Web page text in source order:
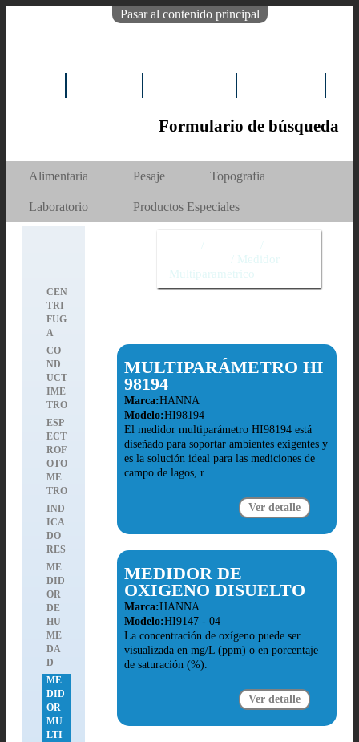
Pasar al contenido principal
Formulario de búsqueda
Alimentaria Pesaje Topografia
Laboratorio Productos Especiales
CEN
TRI
FUG
A
CO
ND
UCT
IME
TRO
ESP
ECT
ROF
OTO
ME
TRO
IND
ICA
DO
RES
ME
DID
OR
DE
HU
ME
DA
D
ME
DID
OR
MU
LTI
Medidor
Multiparametrico
MULTIPARÁMETRO HI
98194
Marca:HANNA
Modelo:HI98194
El medidor multiparámetro HI98194 está
diseñado para soportar ambientes exigentes y
es la solución ideal para las mediciones de
campo de lagos, r
Ver detalle
MEDIDOR DE
OXIGENO DISUELTO
Marca:HANNA
Modelo:HI9147 - 04
La concentración de oxígeno puede ser
visualizada en mg/L (ppm) o en porcentaje
de saturación (%).
Ver detalle